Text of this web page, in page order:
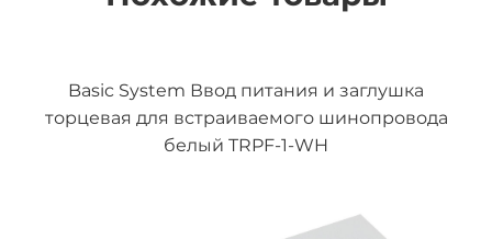
Basic System Ввод питания и заглушка
торцевая для встраиваемого шинопровода
белый TRPF-1-WH